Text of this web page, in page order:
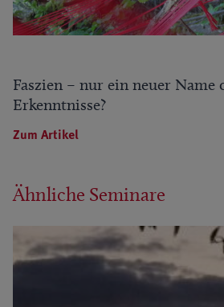
Faszien – nur ein neuer Name
Erkenntnisse?
Zum Artikel
Ähnliche Seminare